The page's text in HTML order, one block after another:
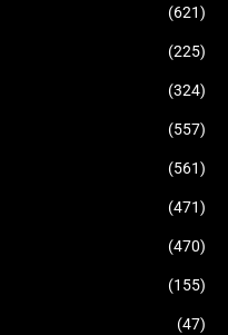
(621)
(225)
(324)
(557)
(561)
(471)
(470)
(155)
(47)